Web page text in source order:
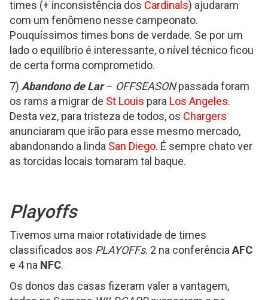
times (+ inconsistência dos Cardinals) ajudaram
com um fenômeno nesse campeonato.
Pouquíssimos times bons de verdade. Se por um
lado o equilíbrio é interessante, o nível técnico ficou
de certa forma comprometido.
7) Abandono de Lar– OFFSEASONpassada foram
os rams a migrar de St Louis para Los Angeles.
Desta vez, para tristeza de todos, os Chargers
anunciaram que irão para esse mesmo mercado,
abandonando a linda San Diego. É sempre chato ver
as torcidas locais tomaram tal baque.
Playoffs
Tivemos uma maior rotatividade de times
classificados aos PLAYOFFs. 2 na conferência AFC
e 4 na NFC.
Os donos das casas fizeram valer a vantagem,